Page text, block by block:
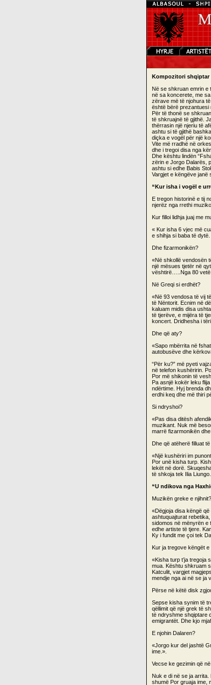
Kompozitori shqiptar
Në se shkruan emrin e
në sa koncerete, me
zërave më të njohura
është bërë prezantuesi
Për të thonë se
të shkruajnë të gjithë.
thërrasin një njeriu të
ashtu si të gjithë
diçka e vogël për një
Vite më rradhë në
dhe i tregoi disa nga
Dhe kështu lindën
zërin e Jorgo Dalarës,
ashtu si edhe Babis
Vargjet e këngëve janë
“Kur isha i vogël e
E tregon historinë e tij
njerëz nga rrethi
Kur filloi lidhja juaj me
« Kur isha 6 vjec më
e shihja si baba të
Dhe fizarmonikën?
«Në shkollë vendosën
një mësues tjetër në
vështirë…..Nga 80 vetë
Në Greqi si erdhët?
«Në 93 vendosa të vij
të Nëntorit. Ecnim në
kaluam midis disa
të tjerëve, e mijëra të
koncert. Dridhesha i tëri
Dhe që aty?
«Sapo mbërrita në
autobusëve dhe
“Për ku?” më pyeti
në telefon kushëririn.
Por më shikonin të
Pa asnjë kokër leku
ndërtime. Hyj brenda
erdhi keq dhe më thiri
Si ndryshoi?
«Pas disa ditësh
muzikant. Nuk më
marrë fizarmonikën
Dhe që atëherë filluat
«Një kushëriri im
Por unë kisha turp.
lekët në dorë.
të shkoja tek Ilia Liungo.
“U ndikova nga
Muzikën greke e njihnit?
«Dëgjoja disa këngë
ashtuquajturat
sidomos në mënyrën e
edhe artiste të tjere.
Ky i fundit me çoi tek
Kur ja tregove këngët
«Kisha turp t’ja tregoja
mua. Kështu shkruam
Katculit, vargjet
mendje nga ai në se ja
Përse në këtë disk
Sepse kisha synim të
qëllimit që një grek të
të ndryshme shqiptare
emigrantët. Dhe kjo
E njohin Dalaren?
«Jorgo kur del jashtë
ime.».
Vecse ke gezimin që
Nuk e di në se ja
shumë Por gruaja ime,